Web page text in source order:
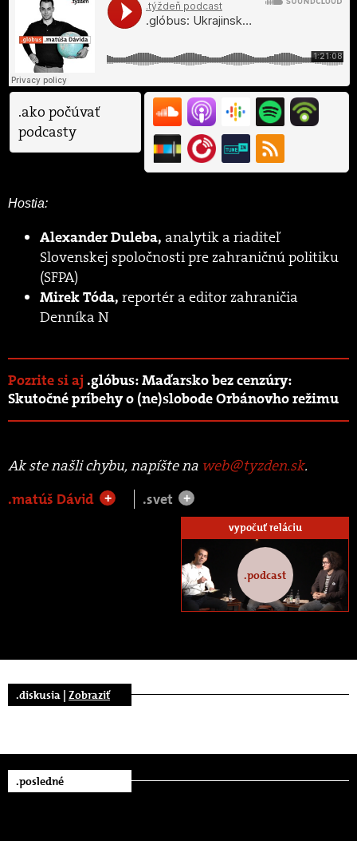
.ako počúvať
podcasty
Hostia:
Alexander Duleba, analytik a riaditeľ
Slovenskej spoločnosti pre zahraničnú politiku
(SFPA)
Mirek Tóda, reportér a editor zahraničia
Denníka N
Pozrite si aj.glóbus: Maďarsko bez cenzúry:
Skutočné príbehy o (ne)slobode Orbánovho režimu
Ak ste našli chybu, napíšte na web@tyzden.sk.
.matúš Dávid
+ .svet +
vypočuť reláciu
.podcast
.diskusia | Zobraziť
.posledné